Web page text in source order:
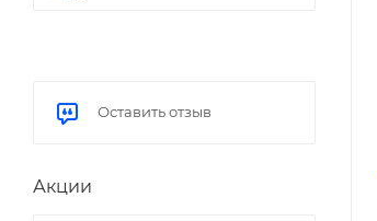
Оставить отзыв
Акции